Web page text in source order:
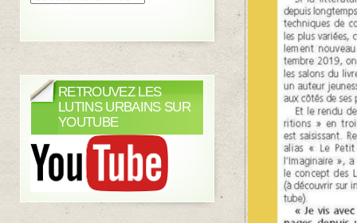
RETROUVEZ LES
LUTINS URBAINS SUR
YOUTUBE